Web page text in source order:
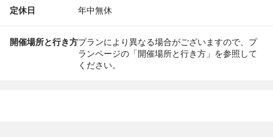
定休日 年中無休
開催場所と行き方プランにより異なる場合がございますので、プ
ランページの「開催場所と行き方」を参照して
ください。